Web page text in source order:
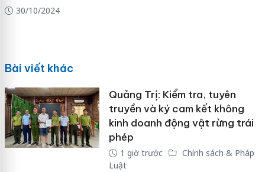
30/10/2024
Bài viết khác
Quảng Trị: Kiểm tra, tuyên
truyền và ký cam kết không
kinh doanh động vật rừng trái
phép
1 giờ trước
Chính sách & Pháp
Luật